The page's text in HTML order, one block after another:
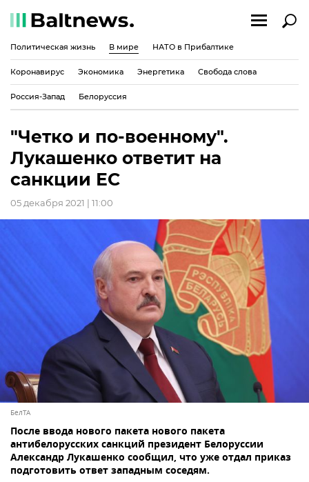
Политическая жизнь В мире НАТО в Прибалтике
Коронавирус Экономика Энергетика Свобода слова
Россия-Запад Белоруссия
"Четко и по-военному".
Лукашенко ответит на
санкции ЕС
05 декабря 2021 | 11:00
БелТА
После ввода нового пакета нового пакета
антибелорусских санкций президент Белоруссии
Александр Лукашенко сообщил, что уже отдал приказ
подготовить ответ западным соседям.